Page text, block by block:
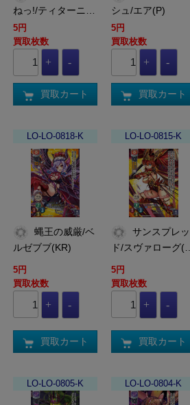
ねっ!/ティターニ…
5円
買取枚数
買取カート
シュ/エア(P)
5円
買取枚数
買取カート
LO-LO-0818-K
ルゼブブ(KR)
5円
買取枚数
買取カート
LO-LO-0815-K
サンスプレッ
ド/スヴァローグ(…
5円
買取枚数
買取カート
LO-LO-0805-K LO-LO-0804-K